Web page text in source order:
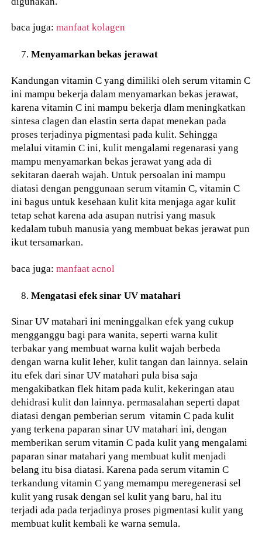
baca juga:manfaat kolagen
Menyamarkan bekas jerawat
Kandungan vitamin C yang dimiliki oleh serum vitamin C
ini mampu bekerja dalam menyamarkan bekas jerawat,
karena vitamin C ini mampu bekerja dlam meningkatkan
sintesa clagen dan elastin serta dapat menekan pada
proses terjadinya pigmentasi pada kulit. Sehingga
melalui vitamin C ini, kulit mengalami regenarasi yang
mampu menyamarkan bekas jerawat yang ada di
sekitaran daerah wajah. Untuk persoalan ini mampu
diatasi dengan penggunaan serum vitamin C, vitamin C
ini bagus untuk kesehaan kulit kita menjaga agar kulit
tetap sehat karena ada asupan nutrisi yang masuk
kedalam tubuh manusia yang membuat bekas jerawat pun
ikut tersamarkan.
baca juga:manfaat acnol
Mengatasi efek sinar UV matahari
Sinar UV matahari ini meninggalkan efek yang cukup
mengganggu bagi para wanita, seperti warna kulit
terbakar yang membuat warna kulit wajah berbeda
dengan warna kulit leher, kulit tangan dan lainnya. selain
itu efek dari sinar UV matahari pula bisa saja
mengakibatkan flek hitam pada kulit, kekeringan atau
dehidrasi kulit dan lainnya. permasalahan seperti dapat
diatasi dengan pemberian serum vitamin C pada kulit
yang terkena paparan sinar UV matahari ini, dengan
memberikan serum vitamin C pada kulit yang mengalami
paparan sinar matahari yang membuat kulit menjadi
belang itu bisa diatasi. Karena pada serum vitamin C
terkandung vitamin C yang memampu meregenerasi sel
kulit yang rusak dengan sel kulit yang baru, hal itu
terjadi ada pada terjadinya proses pigmentasi kulit yang
membuat kulit kembali ke warna semula.